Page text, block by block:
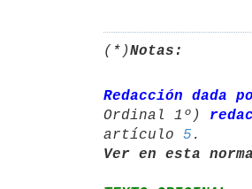
(*)Notas:
Redacción dada
Ordinal 1º)
artículo 5
Ver en esta